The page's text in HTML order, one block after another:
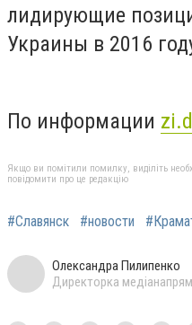
лидирующие
Украины в 2016
По информации
Якщо ви помітили помилку, виділіть
повідомити про це редакцію
#Славянск #новости
Олександра Пилипенко
Директорка